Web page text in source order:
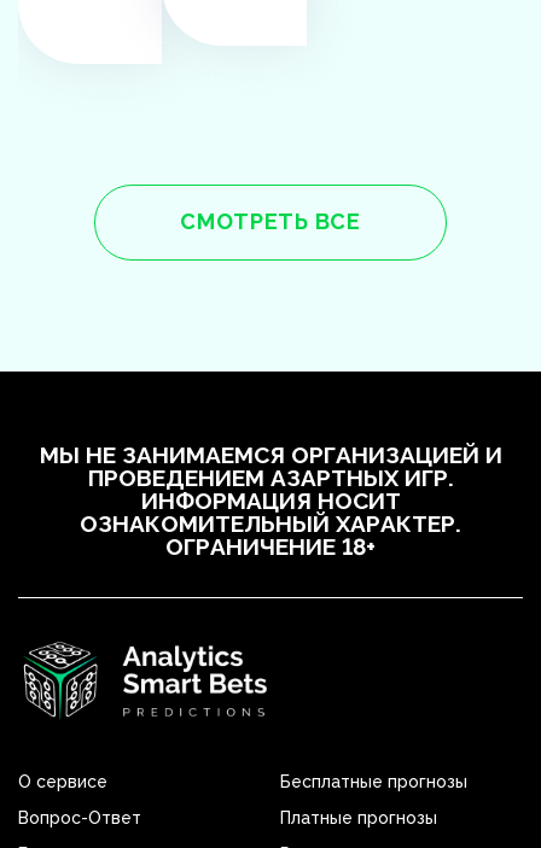
СМОТРЕТЬ ВСЕ
МЫ НЕ ЗАНИМАЕМСЯ ОРГАНИЗАЦИЕЙ И
ПРОВЕДЕНИЕМ АЗАРТНЫХ ИГР.
ИНФОРМАЦИЯ НОСИТ
ОЗНАКОМИТЕЛЬНЫЙ ХАРАКТЕР.
ОГРАНИЧЕНИЕ 18+
О сервисе
Вопрос-Ответ
Бесплатные прогнозы
Платные прогнозы